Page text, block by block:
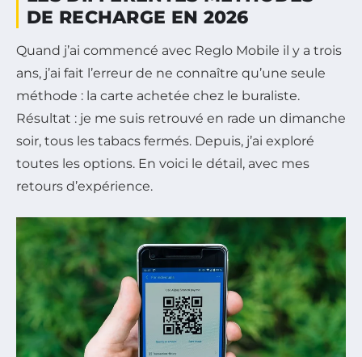
DE RECHARGE EN 2026
Quand j’ai commencé avec Reglo Mobile il y a trois
ans, j’ai fait l’erreur de ne connaître qu’une seule
méthode : la carte achetée chez le buraliste.
Résultat : je me suis retrouvé en rade un dimanche
soir, tous les tabacs fermés. Depuis, j’ai exploré
toutes les options. En voici le détail, avec mes
retours d’expérience.